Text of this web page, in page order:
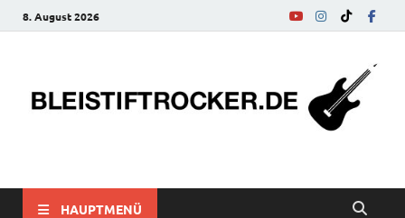
8. August 2026
bleistiftrocker.de
HAUPTMENÜ